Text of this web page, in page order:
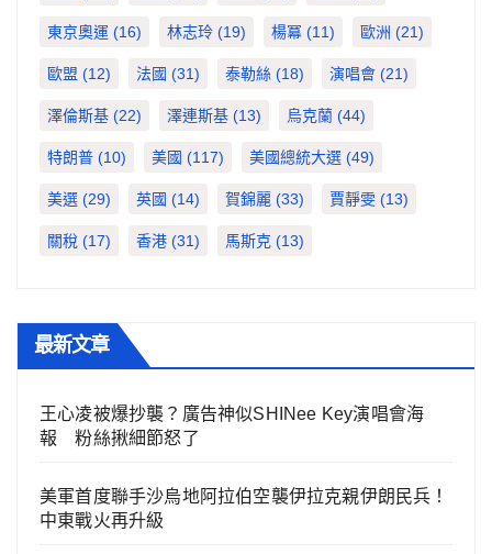
東京奧運 (16) 林志玲 (19) 楊冪 (11) 歐洲 (21)
歐盟 (12) 法國 (31) 泰勒絲 (18) 演唱會 (21)
澤倫斯基 (22) 澤連斯基 (13) 烏克蘭 (44)
特朗普 (10) 美國 (117) 美國總統大選 (49)
美選 (29) 英國 (14) 賀錦麗 (33) 賈靜雯 (13)
關稅 (17) 香港 (31) 馬斯克 (13)
最新文章
王心凌被爆抄襲？廣告神似SHINee Key演唱會海
報 粉絲揪細節怒了
美軍首度聯手沙烏地阿拉伯空襲伊拉克親伊朗民兵！
中東戰火再升級